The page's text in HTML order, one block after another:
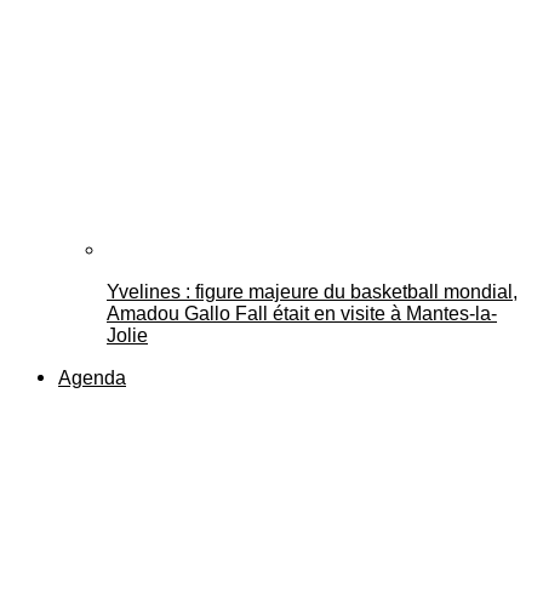
Yvelines : figure majeure du basketball mondial,
Amadou Gallo Fall était en visite à Mantes-la-
Jolie
Agenda